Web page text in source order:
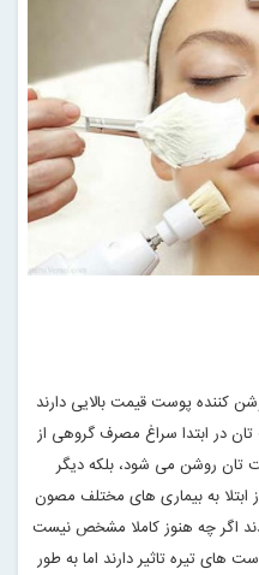
کننده پوست قیمت بالایی دارند
در ابتدا سراغ مصرف گروهی از
تان روشن می شود، بلکه دیگر
به بیماری های مختلف مصون
اگر چه هنوز کاملا مشخص نیست
های تیره تاثیر دارند اما به طور